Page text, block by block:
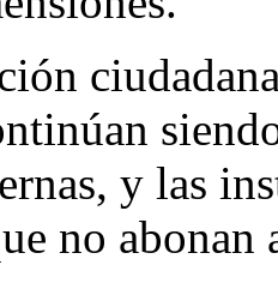
y las
no abonan